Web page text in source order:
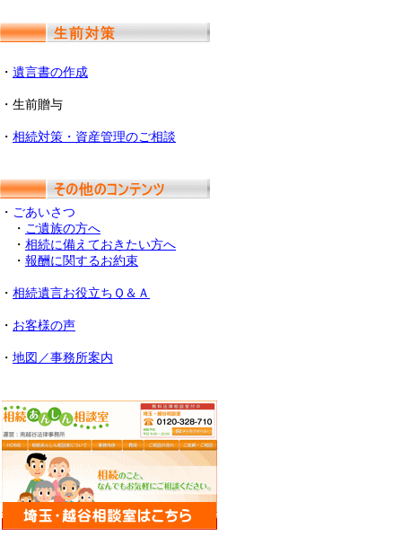
・ 遺言書の作成
・生前贈与
・ 相続対策・資産管理のご相談
・ ごあいさつ
・ ご遺族の方へ
・ 相続に備えておきたい方へ
・ 報酬に関するお約束
・ 相続遺言お役立ちＱ＆Ａ
・ お客様の声
・ 地図／事務所案内